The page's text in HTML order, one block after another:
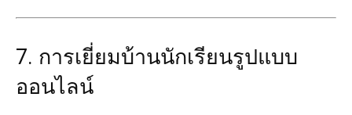
7. การเยี่ยมบ้านนักเรียนรูปแบบ
ออนไลน์